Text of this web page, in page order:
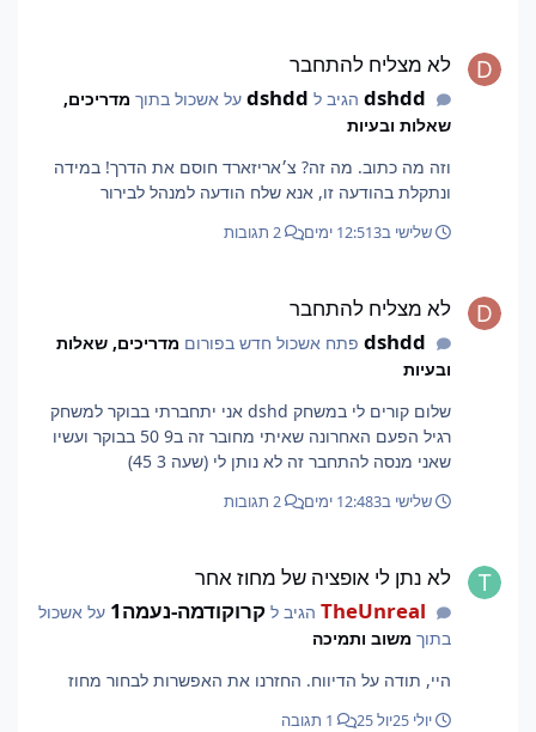
לא מצליח להתחבר
dshddהגיב ל dshddעל אשכול בתוך מדריכים,
שאלות ובעיות
וזה מה כתוב. מה זה? צ׳אריזארד חוסם את הדרך! במידה
ונתקלת בהודעה זו, אנא שלח הודעה למנהל לבירור
שלישי ב12:513 ימים
לא מצליח להתחבר
dshddפתח אשכול חדש בפורום מדריכים, שאלות
ובעיות
שלום קורים לי במשחק dshd אני יתחברתי בבוקר למשחק
רגיל הפעם האחרונה שאיתי מחובר זה ב9 50 בבוקר ועשיו
שאני מנסה להתחבר זה לא נותן לי (שעה 3 45)
שלישי ב12:483 ימים
לא נתן לי אופציה של מחוז אחר
TheUnrealהגיב ל קרוקודמה-נעמה1
על אשכול
בתוך משוב ותמיכה
היי, תודה על הדיווח. החזרנו את האפשרות לבחור מחוז
יולי 25 יול 25